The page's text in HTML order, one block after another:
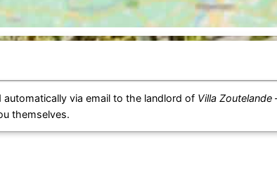
via email to the landlord of Villa Zoutelande
themselves.